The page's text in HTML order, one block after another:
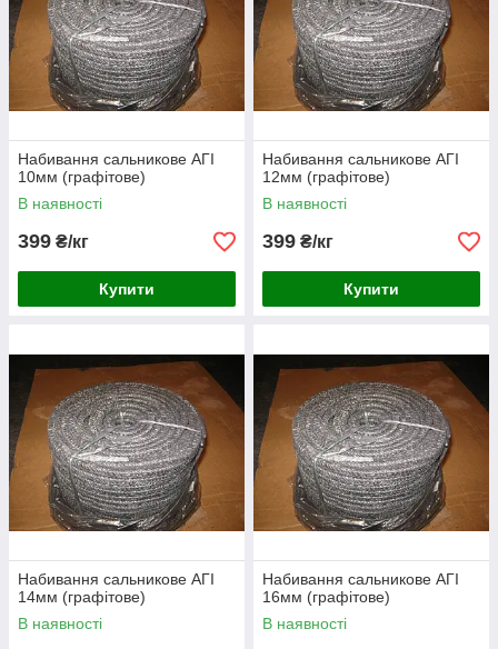
Набивання сальникове АГІ
10мм (графітове)
В наявності
399 ₴/кг
Купити
Набивання сальникове АГІ
12мм (графітове)
В наявності
399 ₴/кг
Купити
Набивання сальникове АГІ
14мм (графітове)
В наявності
Набивання сальникове АГІ
16мм (графітове)
В наявності